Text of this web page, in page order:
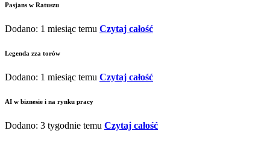
Pasjans w Ratuszu
Dodano: 1 miesiąc temu Czytaj całość
Legenda zza torów
Dodano: 1 miesiąc temu Czytaj całość
AI w biznesie i na rynku pracy
Dodano: 3 tygodnie temu Czytaj całość